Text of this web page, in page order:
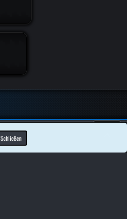
Schließen